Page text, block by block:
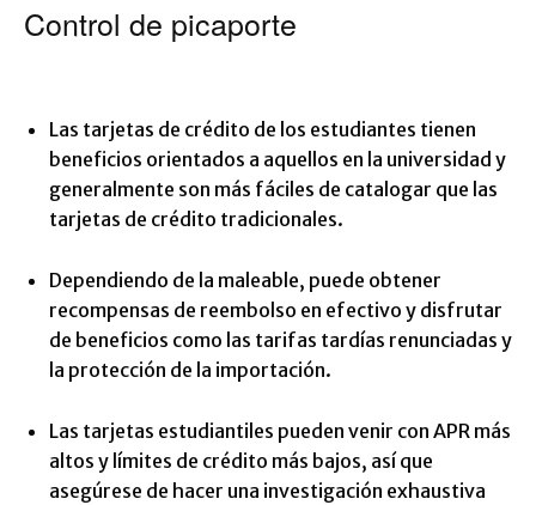
Control de picaporte
Las tarjetas de crédito de los estudiantes tienen
beneficios orientados a aquellos en la universidad y
generalmente son más fáciles de catalogar que las
tarjetas de crédito tradicionales.
Dependiendo de la maleable, puede obtener
recompensas de reembolso en efectivo y disfrutar
de beneficios como las tarifas tardías renunciadas y
la protección de la importación.
Las tarjetas estudiantiles pueden venir con APR más
altos y límites de crédito más bajos, así que
asegúrese de hacer una investigación exhaustiva